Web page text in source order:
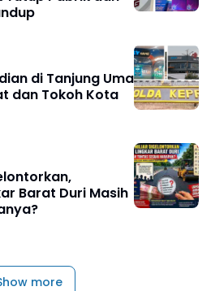
di Tanjung Uma
dan Tokoh Kota
Barat Duri Masih
more